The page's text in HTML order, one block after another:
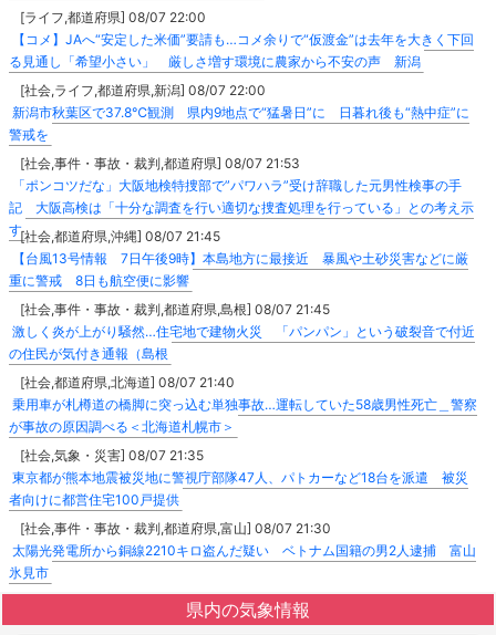
[ライフ,都道府県] 08/07 22:00
【コメ】JAへ“安定した米価”要請も…コメ余りで“仮渡金”は去年を大きく下回
る見通し「希望小さい」 厳しさ増す環境に農家から不安の声 新潟
[社会,ライフ,都道府県,新潟] 08/07 22:00
新潟市秋葉区で37.8℃観測 県内9地点で“猛暑日”に 日暮れ後も“熱中症”に
警戒を
[社会,事件・事故・裁判,都道府県] 08/07 21:53
「ポンコツだな」大阪地検特捜部で”パワハラ”受け辞職した元男性検事の手
記 大阪高検は「十分な調査を行い適切な捜査処理を行っている」との考え示
す[社会,都道府県,沖縄] 08/07 21:45
【台風13号情報 7日午後9時】本島地方に最接近 暴風や土砂災害などに厳
重に警戒 8日も航空便に影響
[社会,事件・事故・裁判,都道府県,島根] 08/07 21:45
激しく炎が上がり騒然…住宅地で建物火災 「パンパン」という破裂音で付近
の住民が気付き通報（島根
[社会,都道府県,北海道] 08/07 21:40
乗用車が札樽道の橋脚に突っ込む単独事故…運転していた58歳男性死亡＿警察
が事故の原因調べる＜北海道札幌市＞
[社会,気象・災害] 08/07 21:35
東京都が熊本地震被災地に警視庁部隊47人、パトカーなど18台を派遣 被災
者向けに都営住宅100戸提供
[社会,事件・事故・裁判,都道府県,富山] 08/07 21:30
太陽光発電所から銅線2210キロ盗んだ疑い ベトナム国籍の男2人逮捕 富山
氷見市
県内の気象情報